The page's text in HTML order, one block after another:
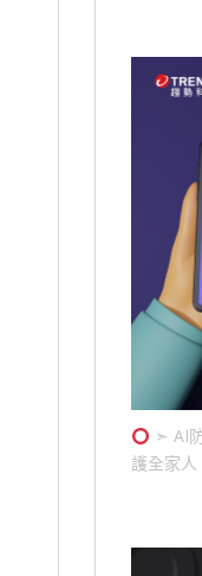
➣ AI
護全家人